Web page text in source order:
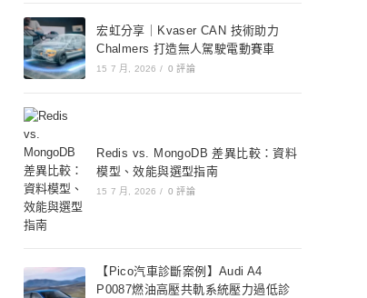
宏虹分享｜Kvaser CAN 技術助力
Chalmers 打造無人駕駛電動賽車
15 7 月, 2026 / 0 評論
Redis vs. MongoDB 差異比較：資料
模型、效能與選型指南
15 7 月, 2026 / 0 評論
【Pico汽車診斷案例】Audi A4
P0087燃油高壓共軌系統壓力過低診